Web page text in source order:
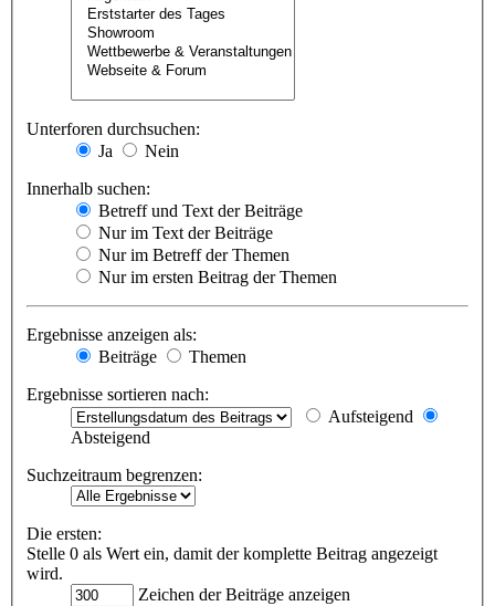
Unterforen durchsuchen:
Ja
Nein
Innerhalb suchen:
Betreff und Text der Beiträge
Nur im Text der Beiträge
Nur im Betreff der Themen
Nur im ersten Beitrag der Themen
Ergebnisse anzeigen als:
Beiträge
Themen
Ergebnisse sortieren nach:
Aufsteigend
Absteigend
Suchzeitraum begrenzen:
Die ersten:
Stelle 0 als Wert ein, damit der komplette Beitrag angezeigt
wird.
Zeichen der Beiträge anzeigen